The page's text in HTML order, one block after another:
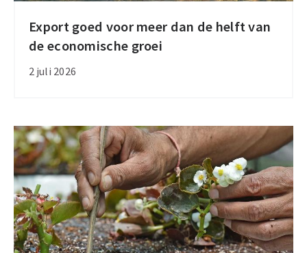
Export goed voor meer dan de helft van
de economische groei
2 juli 2026
Export
goed
voor
de
helft
van
de
economische
groei